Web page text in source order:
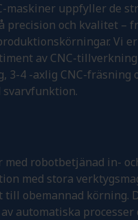
maskiner uppfyller de
precision och kvalitet –
Vi
av CNC-
3-4 -axlig CNC-fräsning
svarvfunktion.
med robotbetjänad in-
med stora
till obemannad körning.
automatiska processer